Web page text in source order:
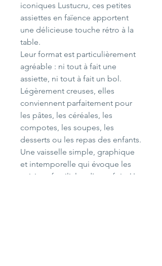
iconiques Lustucru, ces petites
assiettes en faïence apportent
une délicieuse touche rétro à la
table.
Leur format est particulièrement
agréable : ni tout à fait une
assiette, ni tout à fait un bol.
Légèrement creuses, elles
conviennent parfaitement pour
les pâtes, les céréales, les
compotes, les soupes, les
desserts ou les repas des enfants.
Une vaisselle simple, graphique
et intemporelle qui évoque les
cuisines familiales d'autrefois. Un